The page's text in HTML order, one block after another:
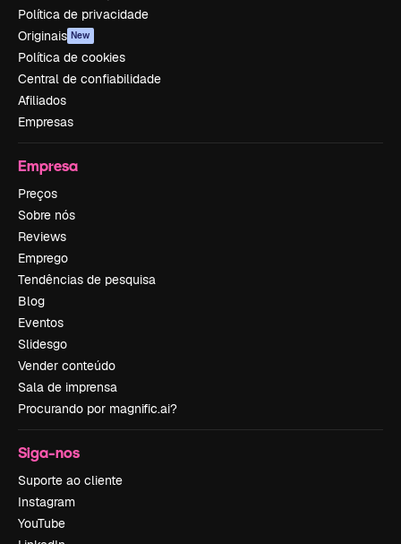
Política de privacidade
Originais New
Política de cookies
Central de confiabilidade
Afiliados
Empresas
Empresa
Preços
Sobre nós
Reviews
Emprego
Tendências de pesquisa
Blog
Eventos
Slidesgo
Vender conteúdo
Sala de imprensa
Procurando por magnific.ai?
Siga-nos
Suporte ao cliente
Instagram
YouTube